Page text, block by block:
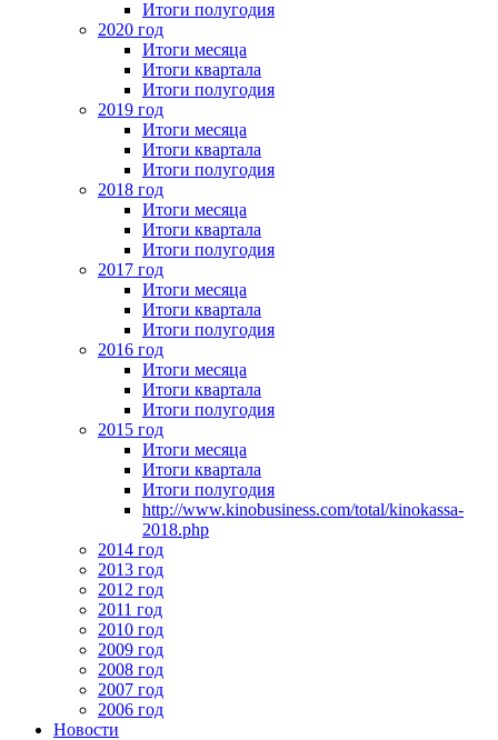
Итоги полугодия
2020 год
Итоги месяца
Итоги квартала
Итоги полугодия
2019 год
Итоги месяца
Итоги квартала
Итоги полугодия
2018 год
Итоги месяца
Итоги квартала
Итоги полугодия
2017 год
Итоги месяца
Итоги квартала
Итоги полугодия
2016 год
Итоги месяца
Итоги квартала
Итоги полугодия
2015 год
Итоги месяца
Итоги квартала
Итоги полугодия
http://www.kinobusiness.com/total/kinokassa-
2018.php
2014 год
2013 год
2012 год
2011 год
2010 год
2009 год
2008 год
2007 год
2006 год
Новости